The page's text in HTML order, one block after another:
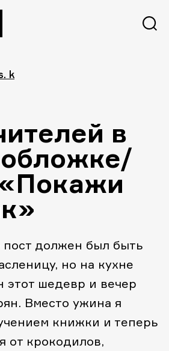
k
в
должен был быть
но на кухне
этот шедевр и вечер
Вместо ужина я
книжки и теперь
от крокодилов,